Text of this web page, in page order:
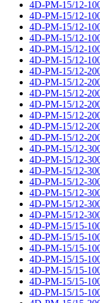
4D-PM-15/12-
4D-PM-15/12-
4D-PM-15/12-
4D-PM-15/12-
4D-PM-15/12-
4D-PM-15/12-
4D-PM-15/12-
4D-PM-15/12-
4D-PM-15/12-
4D-PM-15/12-
4D-PM-15/12-
4D-PM-15/12-
4D-PM-15/12-
4D-PM-15/12-
4D-PM-15/12-
4D-PM-15/12-
4D-PM-15/12-
4D-PM-15/12-
4D-PM-15/12-
4D-PM-15/12-
4D-PM-15/15-
4D-PM-15/15-
4D-PM-15/15-
4D-PM-15/15-
4D-PM-15/15-
4D-PM-15/15-
4D-PM-15/15-